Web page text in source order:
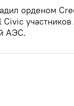
орденом
участников
АЭС.